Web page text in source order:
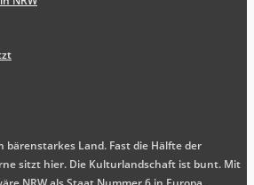
bärenstarkes Land. Fast die Hälfte der
sitzt hier. Die Kulturlandschaft ist bunt. Mit